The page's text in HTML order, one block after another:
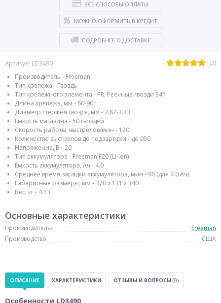
Артикул: LD3490
(2)
Производитель - Freeman
Тип крепежа - Гвоздь
Тип крепежного элемента - PR, Реечные гвозди 34°
Длина крепежа, мм - 60-90
Диаметр стержня гвоздя, мм - 2.87-3.33
Емкость магазина - 50 гвоздей
Скорость работы, выстрелов/мин - 120
Количество выстрелов до подзарядки - до 950
Напряжение, В - 20
Тип аккумулятора - Freeman F20 (Li-Ion)
Емкость аккумулятора, Ач - 4.0
Среднее время зарядки аккумулятора, мин - 90 (для 4.0 Ач)
Габаритные размеры, мм - 370 х 131 х 340
Вес, кг - 4.13
ВСЕ СПОСОБЫ ОПЛАТЫ
МОЖНО ОФОРМИТЬ В КРЕДИТ
ПОДРОБНЕЕ О ДОСТАВКЕ
Основные характеристики
Производитель:
Freeman
Производство:
США
ОПИСАНИЕ ХАРАКТЕРИСТИКИ ОТЗЫВЫ И ВОПРОСЫ (0)
Особенности LD3490